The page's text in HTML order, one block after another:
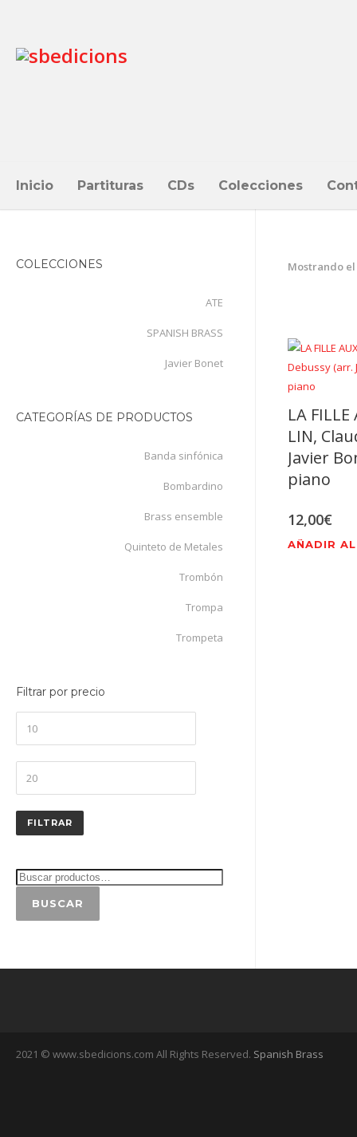
Inicio Partituras CDs Colecciones
Mostrando
LA FILLE
LIN,
Javier
piano
12,00€
AÑADIR
COLECCIONES
ATE
SPANISH BRASS
Javier Bonet
CATEGORÍAS DE PRODUCTOS
Banda sinfónica
Bombardino
Brass ensemble
Quinteto de Metales
Trombón
Trompa
Trompeta
Filtrar por precio
FILTRAR
BUSCAR
2021 © www.sbedicions.com All Rights Reserved. Spanish Brass